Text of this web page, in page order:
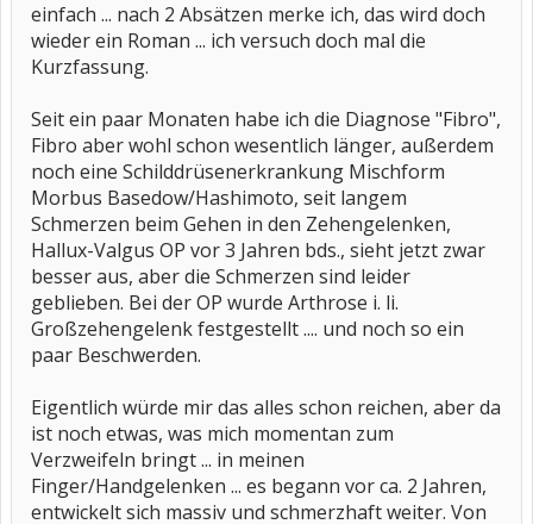
einfach ... nach 2 Absätzen merke ich, das wird doch
wieder ein Roman ... ich versuch doch mal die
Kurzfassung.
Seit ein paar Monaten habe ich die Diagnose "Fibro",
Fibro aber wohl schon wesentlich länger, außerdem
noch eine Schilddrüsenerkrankung Mischform
Morbus Basedow/Hashimoto, seit langem
Schmerzen beim Gehen in den Zehengelenken,
Hallux-Valgus OP vor 3 Jahren bds., sieht jetzt zwar
besser aus, aber die Schmerzen sind leider
geblieben. Bei der OP wurde Arthrose i. li.
Großzehengelenk festgestellt .... und noch so ein
paar Beschwerden.
Eigentlich würde mir das alles schon reichen, aber da
ist noch etwas, was mich momentan zum
Verzweifeln bringt ... in meinen
Finger/Handgelenken ... es begann vor ca. 2 Jahren,
entwickelt sich massiv und schmerzhaft weiter. Von